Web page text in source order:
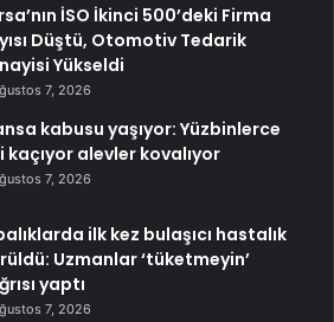
İSO İkinci 500’deki Firma
Düştü, Otomotiv Tedarik
Yükseldi
7, 2026
kabusu yaşıyor: Yüzbinlerce
kaçıyor alevler kovalıyor
7, 2026
ilk kez bulaşıcı hastalık
Uzmanlar ‘tüketmeyin’
yaptı
7, 2026